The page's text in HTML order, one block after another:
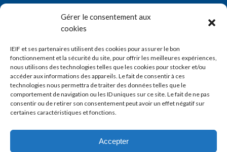
Gérer le consentement aux
cookies
IEIF et ses partenaires utilisent des cookies pour assurer le bon
fonctionnement et la sécurité du site, pour offrir les meilleures expériences,
nous utilisons des technologies telles que les cookies pour stocker et/ou
accéder aux informations des appareils. Le fait de consentir à ces
technologies nous permettra de traiter des données telles que le
comportement de navigation ou les ID uniques sur ce site. Le fait de ne pas
consentir ou de retirer son consentement peut avoir un effet négatif sur
certaines caractéristiques et fonctions.
Accepter
Prénom*
E-mail*